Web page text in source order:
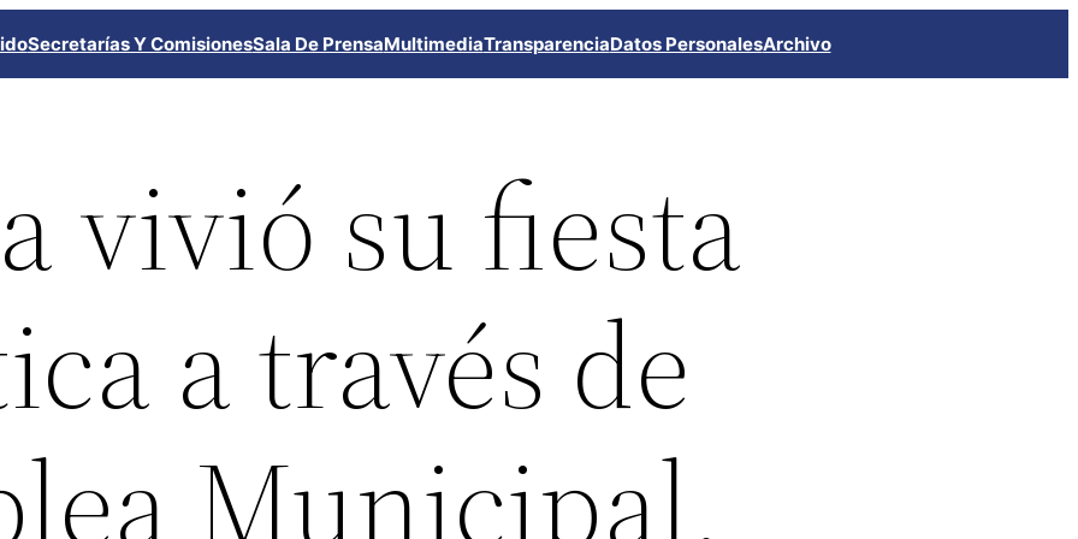
Secretarías Y ComisionesSala De PrensaMultimediaTransparenciaDatos PersonalesArchivo
vivió su fiesta
a través de
Municipal.